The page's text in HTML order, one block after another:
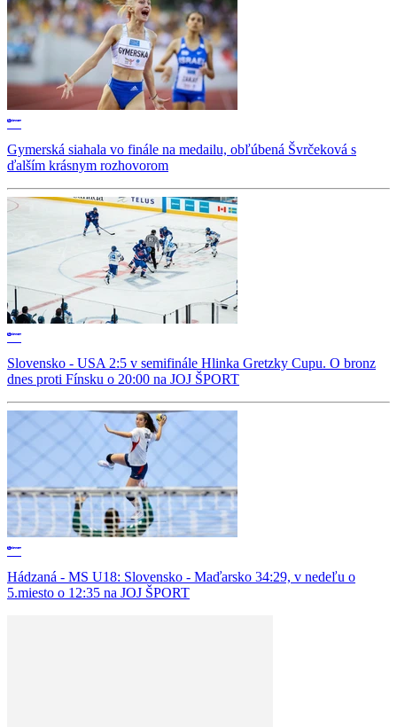
Gymerská siahala vo finále na medailu, obľúbená Švrčeková s
ďalším krásnym rozhovorom
Slovensko - USA 2:5 v semifinále Hlinka Gretzky Cupu. O bronz
dnes proti Fínsku o 20:00 na JOJ ŠPORT
Hádzaná - MS U18: Slovensko - Maďarsko 34:29, v nedeľu o
5.miesto o 12:35 na JOJ ŠPORT